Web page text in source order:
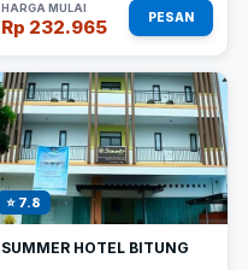
HARGA MULAI
Rp 232.965 PESAN
⭐ 7.8
SUMMER HOTEL BITUNG